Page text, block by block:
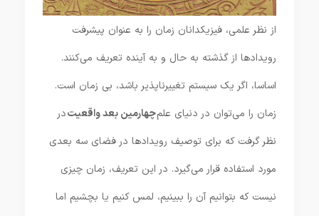
از نظر علمی، فیزیکدانان زمان را به عنوان پیشرفت
رویدادها از گذشته به حال و به آینده تعریف می‌کنند.
اساسا، اگر یک سیستم تغییرناپذیر باشد، بی زمان است.
زمان را می‌توان در دنیای علمچهارمین بعد واقعیتدر
نظر گرفت که برای توصیف رویدادها در فضای سه بعدی
مورد استفاده قرار می‌گیرد. در این تعریف، زمان چیزی
نیست که بتوانیم آن را ببینیم، لمس کنیم یا بچشیم اما